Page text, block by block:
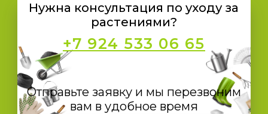
Нужна консультация по уходу за
растениями?
+7 924 533 06 65
Отправьте заявку и мы перезвоним
вам в удобное время